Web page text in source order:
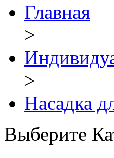
Главная
>
>
Насадка
Выберите